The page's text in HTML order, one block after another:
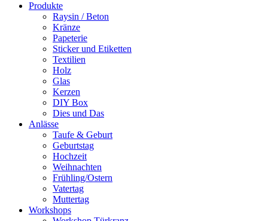
Produkte
Raysin / Beton
Kränze
Papeterie
Sticker und Etiketten
Textilien
Holz
Glas
Kerzen
DIY Box
Dies und Das
Anlässe
Taufe & Geburt
Geburtstag
Hochzeit
Weihnachten
Frühling/Ostern
Vatertag
Muttertag
Workshops